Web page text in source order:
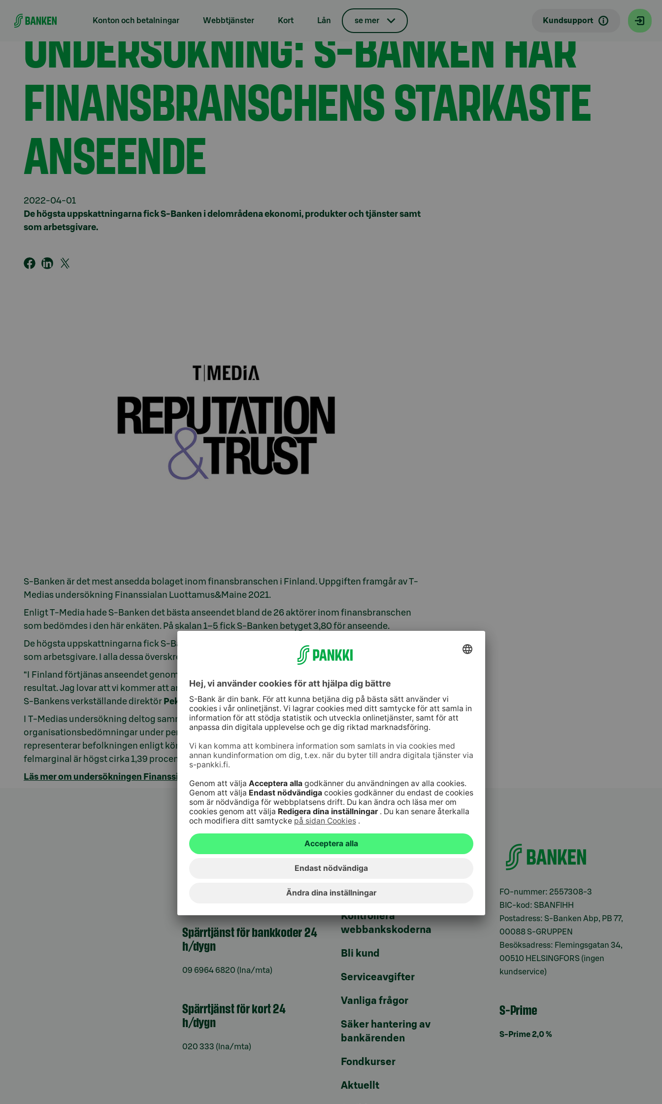
Konton och betalningar Webbtjänster Kort Lån se mer Kundsupport
Undersökning: S-Banken har finansbranschens starkaste anseende
UNDERSÖKNING: S-BANKEN HAR
FINANSBRANSCHENS STARKASTE
ANSEENDE
2022-04-01
De högsta uppskattningarna fick S-Banken i delområdena ekonomi, produkter och tjänster samt
som arbetsgivare.
S-Banken är det mest ansedda bolaget inom finansbranschen i Finland. Uppgiften framgår av T-
Medias undersökning Finanssialan Luottamus&Maine 2021.
Enligt T-Media hade S-Banken det bästa anseendet bland de 26 aktörer inom finansbranschen
som bedömdes i den här enkäten. På skalan 1–5 fick S-Banken betyget 3,80 för anseende.
De högsta uppskattningarna fick S-Banken i delområdena ekonomi, produkter och tjänster samt
som arbetsgivare. I alla dessa överskred betyget helhetsbetyget för anseende.
“I Finland förtjänas anseendet genom gärningar. Därför är jag särskilt stolt och tacksam för dessa
resultat. Jag lovar att vi kommer att arbeta för att förtjäna förtroendet även i fortsättningen”, säger
S-Bankens verkställande direktör Pekka Ylihurula.
I T-Medias undersökning deltog sammanlagt 4 938 finländare, som gav totalt 6 351
organisationsbedömningar under perioden 9.12.2021–4.1.2022. Samplet har viktats så att det
representerar befolkningen enligt kön, ålder och bostadsområde. Hela materialets statistiska
felmarginal är högst cirka 1,39 procentenheter i vardera riktningen.
Läs mer om undersökningen Finanssialan Luottamus&Maine 2021
Kundtjänst
Spärrtjänst för bankkoder 24
h/dygn
09 6964 6820 (lna/mta)
Spärrtjänst för kort 24
h/dygn
020 333 (lna/mta)
Genvägar
Uppdatera dina uppgifter
Kontrollera
webbankskoderna
Bli kund
Serviceavgifter
Vanliga frågor
Säker hantering av
bankärenden
Fondkurser
Aktuellt
FO-nummer: 2557308-3
BIC-kod: SBANFIHH
Postadress: S-Banken Abp, PB 77,
00088 S-GRUPPEN
Besöksadress: Flemingsgatan 34,
00510 HELSINGFORS (ingen
kundservice)
S-Prime
S-Prime 2,0 %